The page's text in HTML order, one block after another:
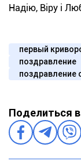
Надію, Віру і
первый
поздравление
поздравление
Поделиться